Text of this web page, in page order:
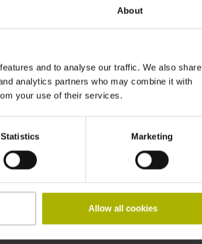
About
and to analyse our traffic. We also share
analytics partners who may combine it with
your use of their services.
Statistics Marketing
Allow all cookies